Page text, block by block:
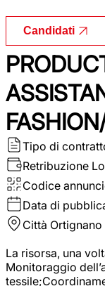
Candidati
Tipo di
Retribuzione
Codice
Data di
Città
La risorsa, una
Monitoraggio